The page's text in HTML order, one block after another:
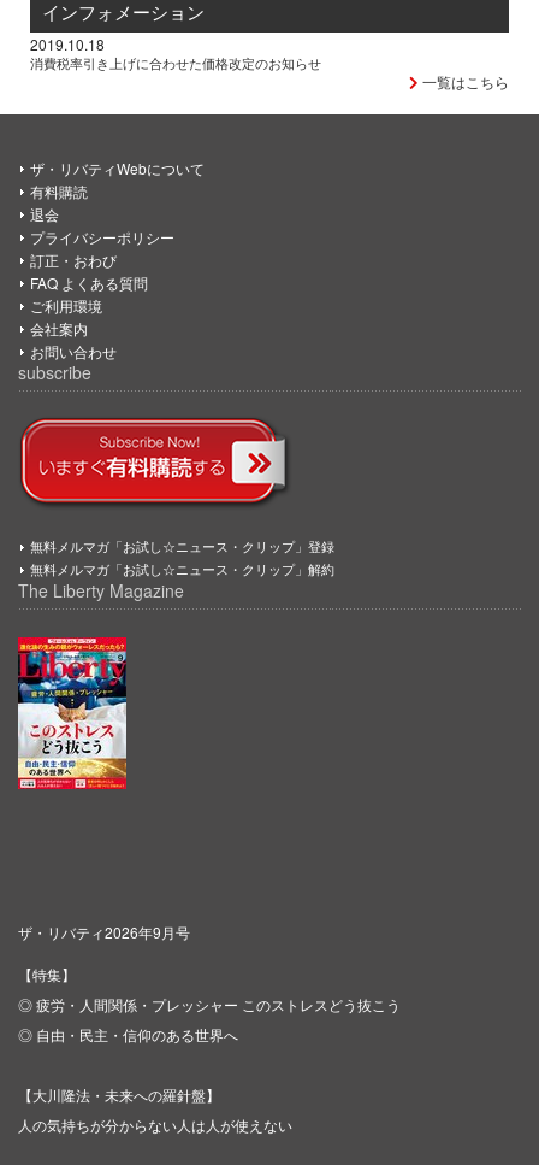
インフォメーション
2019.10.18
消費税率引き上げに合わせた価格改定のお知らせ
一覧はこちら
ザ・リバティWebについて
有料購読
退会
プライバシーポリシー
訂正・おわび
FAQ よくある質問
ご利用環境
会社案内
お問い合わせ
subscribe
無料メルマガ「お試し☆ニュース・クリップ」登録
無料メルマガ「お試し☆ニュース・クリップ」解約
The Liberty Magazine
ザ・リバティ2026年9月号
【特集】
◎ 疲労・人間関係・プレッシャー このストレスどう抜こう
◎ 自由・民主・信仰のある世界へ
【大川隆法・未来への羅針盤】
人の気持ちが分からない人は人が使えない